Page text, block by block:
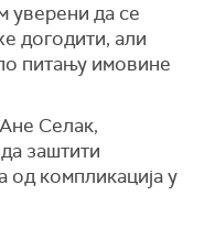
уверени да се
догодити, али
питању имовине
Селак,
заштити
компликација у